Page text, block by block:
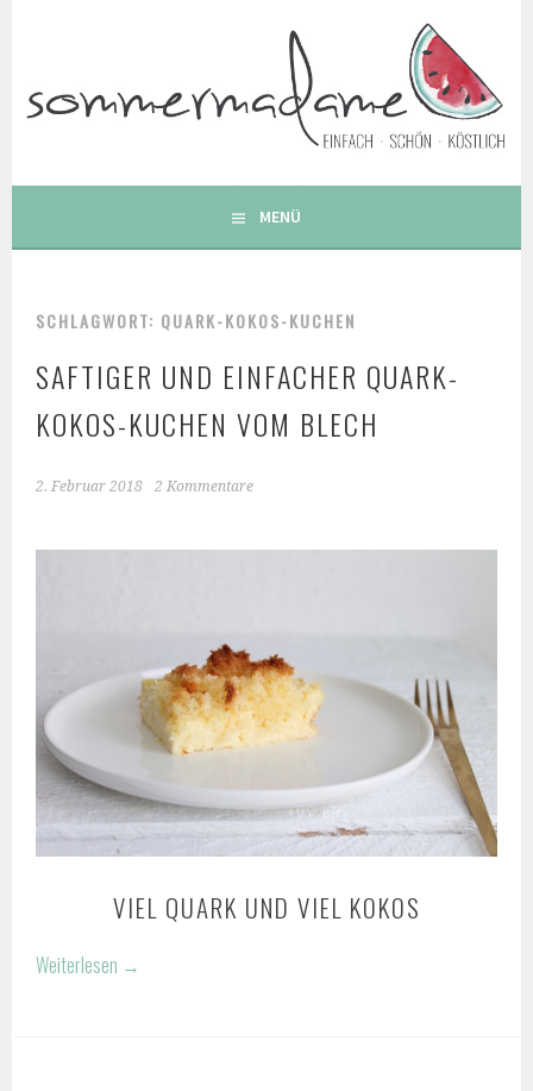
FOODBLOG – GESUNDE LECKERE EINFACHE BUNTE UND
BESONDERE REZEPTE
MENÜ
SCHLAGWORT: QUARK-KOKOS-KUCHEN
SAFTIGER UND EINFACHER QUARK-
KOKOS-KUCHEN VOM BLECH
2. Februar 2018 2 Kommentare
VIEL QUARK UND VIEL KOKOS
Weiterlesen →